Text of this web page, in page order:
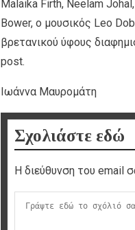
Malaika Firth, Neelam
Bower, o μουσικός Leo
βρετανικού ύφους
post.
Ιωάννα Μαυρομάτη
Σχολιάστε εδώ
Η διεύθυνση του email